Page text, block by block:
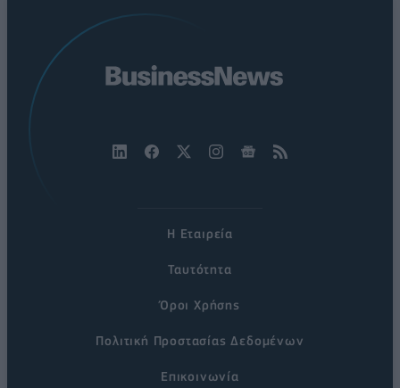
Η Εταιρεία
Ταυτότητα
Όροι Χρήσης
Πολιτική Προστασίας Δεδομένων
Επικοινωνία